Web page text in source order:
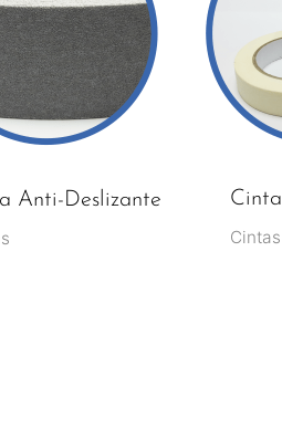
Anti-Deslizante
Cintas